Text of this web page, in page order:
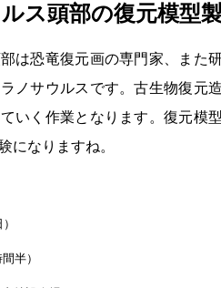
ス頭部の復元模型
は恐竜復元画の専門家、また
ノサウルスです。古生物復元
いく作業となります。復元模
になりますね。
半）